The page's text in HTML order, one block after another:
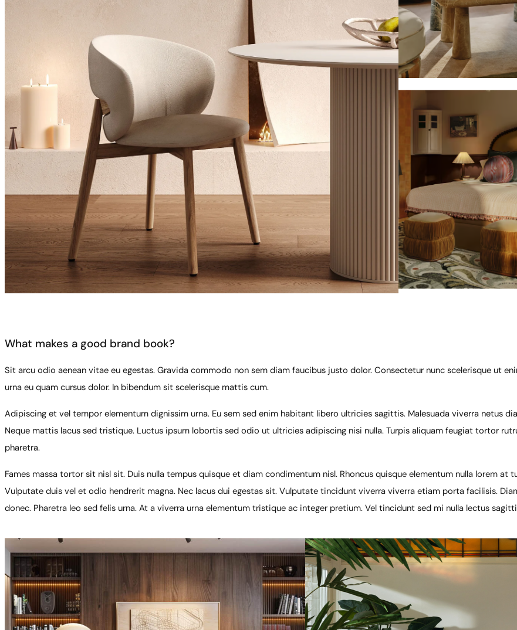
What makes a good brand book?
Sit arcu odio aenean vitae eu egestas. Gravida commodo non sem diam faucibus justo dolor. Consectetur nunc scelerisque ut
urna eu quam cursus dolor. In bibendum sit scelerisque mattis cum.
Adipiscing et vel tempor elementum dignissim urna. Eu sem sed enim habitant libero ultricies sagittis. Malesuada viverra netus
Neque mattis lacus sed tristique. Luctus ipsum lobortis sed odio ut ultricies adipiscing nisi nulla. Turpis aliquam feugiat tortor
pharetra.
Fames massa tortor sit nisl sit. Duis nulla tempus quisque et diam condimentum nisl. Rhoncus quisque elementum nulla lorem at
Vulputate duis vel et odio hendrerit magna. Nec lacus dui egestas sit. Vulputate tincidunt viverra viverra etiam porta facilisis.
donec. Pharetra leo sed felis urna. At a viverra urna elementum tristique ac integer pretium. Vel tincidunt sed mi nulla lectus